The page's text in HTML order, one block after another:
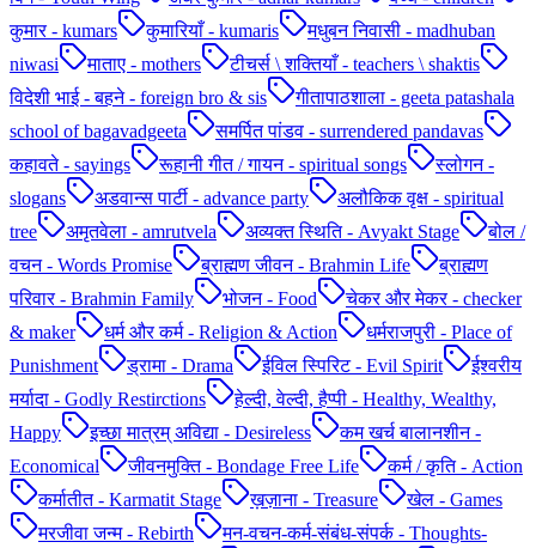
कुमार - kumars
कुमारियाँ - kumaris
मधुबन निवासी - madhuban
niwasi
माताए - mothers
टीचर्स \ शक्तियाँ - teachers \ shaktis
विदेशी भाई - बहने - foreign bro & sis
गीतापाठशाला - geeta patashala
school of bagavadgeeta
समर्पित पांडव - surrendered pandavas
कहावते - sayings
रूहानी गीत / गायन - spiritual songs
स्लोगन -
slogans
अडवान्स पार्टी - advance party
अलौकिक वृक्ष - spiritual
tree
अमृतवेला - amrutvela अव्यक्त स्थिति - Avyakt Stage
बोल /
वचन - Words Promise
ब्राह्मण जीवन - Brahmin Life
ब्राह्मण
परिवार - Brahmin Family
भोजन - Food
चेकर और मेकर - checker
& maker
धर्म और कर्म - Religion & Action
धर्मराजपुरी - Place of
Punishment
ड्रामा - Drama ईविल स्पिरिट - Evil Spirit
ईश्वरीय
मर्यादा - Godly Restirctions
हेल्दी, वेल्दी, हैप्पी - Healthy, Wealthy,
Happy
इच्छा मात्रम् अविद्या - Desireless
कम खर्च बालानशीन -
Economical
जीवनमुक्ति - Bondage Free Life
कर्म / कृति - Action
कर्मातीत - Karmatit Stage
ख़ज़ाना - Treasure
खेल - Games
मरजीवा जन्म - Rebirth
मन-वचन-कर्म-संबंध-संपर्क - Thoughts-